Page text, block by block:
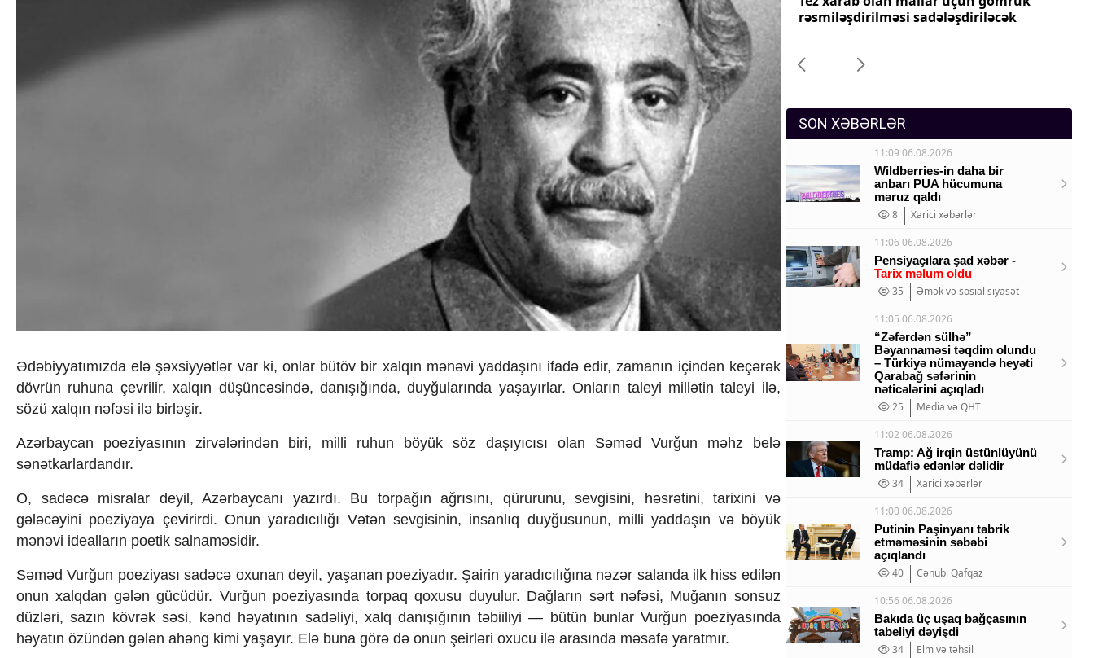
Sosium
Mənəvi dəyərlər
Texnologiya
Mətbuat-150
Sosioloji
Araşdırma
Ailə və uşaq
İqtisadiyyat
İqtisadi xəbərlər
Energetika
Əmək və sosial siyasət
Kənd təsərrüfatı
Telekommunikasiya və nəqliyyat
COP29
Cəmiyyət
Crossmedia.az - 1 yaş
Siyasət
Məhkəmə və hüquq
Ekologiya
Zəfər - 5
Gənclər və İdman
Ədəbiyyatımızda elə şəxsiyyətlər var ki, onlar bütöv bir xalqın mənəvi yaddaşını ifadə edir, zamanın içindən keçərək
dövrün ruhuna çevrilir, xalqın düşüncəsində, danışığında, duyğularında yaşayırlar. Onların taleyi millətin taleyi ilə,
sözü xalqın nəfəsi ilə birləşir.
Azərbaycan poeziyasının zirvələrindən biri, milli ruhun böyük söz daşıyıcısı olan Səməd Vurğun məhz belə
sənətkarlardandır.
O, sadəcə misralar deyil, Azərbaycanı yazırdı. Bu torpağın ağrısını, qürurunu, sevgisini, həsrətini, tarixini və
gələcəyini poeziyaya çevirirdi. Onun yaradıcılığı Vətən sevgisinin, insanlıq duyğusunun, milli yaddaşın və böyük
mənəvi idealların poetik salnaməsidir.
Səməd Vurğun poeziyası sadəcə oxunan deyil, yaşanan poeziyadır. Şairin yaradıcılığına nəzər salanda ilk hiss edilən
onun xalqdan gələn gücüdür. Vurğun poeziyasında torpaq qoxusu duyulur. Dağların sərt nəfəsi, Muğanın sonsuz
düzləri, sazın kövrək səsi, kənd həyatının sadəliyi, xalq danışığının təbiiliyi — bütün bunlar Vurğun poeziyasında
həyatın özündən gələn ahəng kimi yaşayır. Elə buna görə də onun şeirləri oxucu ilə arasında məsafə yaratmır.
vəsaitlərin verilməsi qaydası dəyişib
tələbinin pozulmasına görə cərimələr
müəyyənləşib
rəsmiləşdirilməsi sadələşdiriləcək
SON XƏBƏRLƏR
11:09 06.08.2026
Wildberries-in daha bir
anbarı PUA hücumuna
məruz qaldı
8
Xarici xəbərlər
11:06 06.08.2026
Pensiyaçılara şad xəbər -
Tarix məlum oldu
35
Əmək və sosial siyasət
11:05 06.08.2026
“Zəfərdən sülhə”
Bəyannaməsi təqdim olundu
– Türkiyə nümayəndə heyəti
Qarabağ səfərinin
nəticələrini açıqladı
25
Media və QHT
11:02 06.08.2026
Tramp: Ağ irqin üstünlüyünü
müdafiə edənlər dəlidir
34
Xarici xəbərlər
11:00 06.08.2026
Putinin Paşinyanı təbrik
etməməsinin səbəbi
açıqlandı
40
Cənubi Qafqaz
10:56 06.08.2026
Bakıda üç uşaq bağçasının
tabeliyi dəyişdi
34
Elm və təhsil